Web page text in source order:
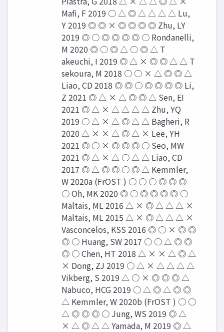
Mafi, F 2019 ○ △ ◎ △ △ △ △ Lu,
Y 2019 ◎ ◎ × ◎ ◎ ◎ ◎ Zhu, LY
2019 ◎ ○ ◎ ◎ ◎ ◎ ○ Rondanelli,
M 2020 ◎ ○ ◎ △ ○ ◎ △ T
akeuchi, I 2019 ◎ △ × ◎ ◎ △ △ T
sekoura, M 2018 ○ ○ × △ ◎ ◎ △
Liao, CD 2018 ◎ ◎ ○ ◎ ◎ ◎ ◎ Li,
Z 2021 ◎ △ × △ ◎ ◎ △ Sen, EI
2021 ◎ △ × △ △ △ △ Zhu, YQ
2019 ○ △ × △ ◎ △ △ Bagheri, R
2020 △ × × △ ◎ △ × Lee, YH
2021 ◎ ○ × ◎ ◎ ◎ ○ Seo, MW
2021 ◎ △ × △ ○ △ △ Liao, CD
2017 ◎ △ ◎ ◎ ○ ◎ △ Kemmler,
W 2020a (FrOST ) ○ ○ ○ ◎ ◎ ◎
○ Oh, MK 2020 ◎ ○ ◎ ◎ ◎ ◎ ○
Maltais, ML 2016 △ × ◎ △ △ △ ×
Maltais, ML 2015 △ × ◎ △ △ △ ×
Vasconcelos, KSS 2016 ◎ ○ × ◎ ◎
◎ ○ Huang, SW 2017 ○ ○ △ ◎ ◎
◎ ○ Chen, HT 2018 △ × × △ ◎ △
× Dong, ZJ 2019 ○ △ × △ △ △ △
Vikberg, S 2019 △ ○ × ◎ ◎ ◎ △
Nabuco, HCG 2019 ○ △ ◎ △ ◎ ◎
△ Kemmler, W 2020b (FrOST ) ○ ○
△ ◎ ◎ ◎ ○ Jung, WS 2019 ◎ △
× △ ◎ △ △ Yamada, M 2019 ◎ △